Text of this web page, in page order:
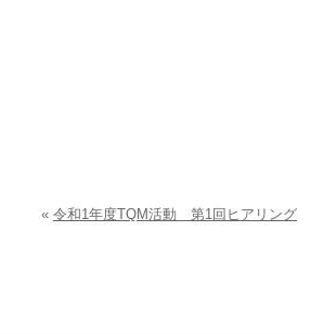
« 令和1年度TQM活動 第1回ヒアリング